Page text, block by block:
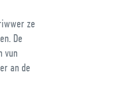
ze
De
vun
an de